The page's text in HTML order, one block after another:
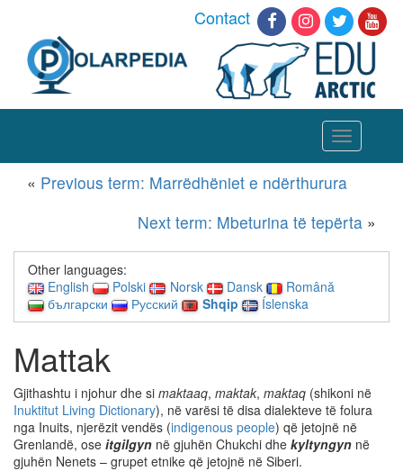
Contact
Toggle
navigation
« Previous term: Marrëdhëniet e ndërthurura
Next term: Mbeturina të tepërta »
Other languages:
English
Polski Norsk Dansk
Română
български
Русский Shqip Íslenska
Mattak
Gjithashtu i njohur dhe si maktaaq, maktak, maktaq (shikoni në
Inuktitut Living Dictionary), në varësi të disa dialekteve të folura
nga Inuits, njerëzit vendës (indigenous people) që jetojnë në
Grenlandë, ose itgilgyn në gjuhën Chukchi dhe kyltyngyn në
gjuhën Nenets – grupet etnike që jetojnë në Siberi.